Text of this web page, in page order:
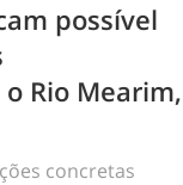
possível
Rio Mearim,
concretas